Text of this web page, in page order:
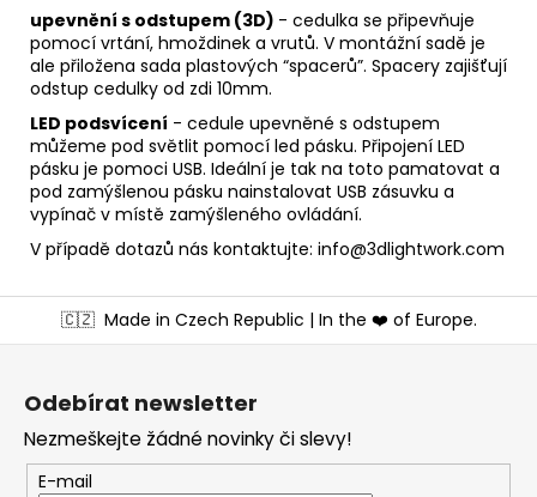
upevnění s odstupem (3D) - cedulka se připevňuje
pomocí vrtání, hmoždinek a vrutů. V montážní sadě je
ale přiložena sada plastových “spacerů”. Spacery zajišťují
odstup cedulky od zdi 10mm.
LED podsvícení - cedule upevněné s odstupem
můžeme pod světlit pomocí led pásku. Připojení LED
pásku je pomoci USB. Ideální je tak na toto pamatovat a
pod zamýšlenou pásku nainstalovat USB zásuvku a
vypínač v místě zamýšleného ovládání.
V případě dotazů nás kontaktujte: info@3dlightwork.com
á
🇨🇿 Made in Czech Republic | In the ❤️ of Europe.
Odebírat newsletter
Nezmeškejte žádné novinky či slevy!
E-mail